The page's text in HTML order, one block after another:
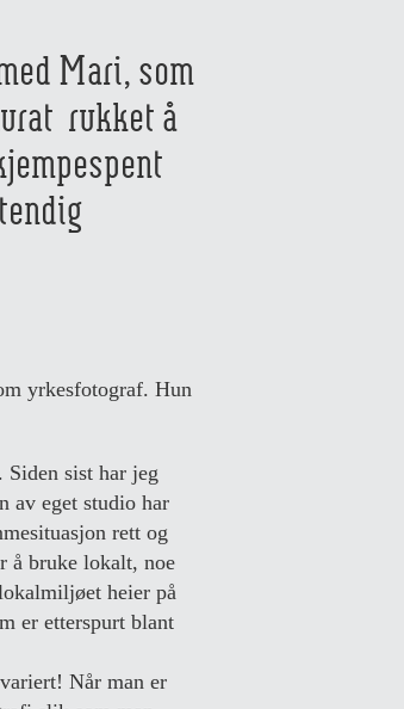
Mari, som
rukket å
yrkesfotograf. Hun
sist har jeg
av eget studio har
rett og
å bruke lokalt, noe
heier på
er etterspurt blant
Når man er